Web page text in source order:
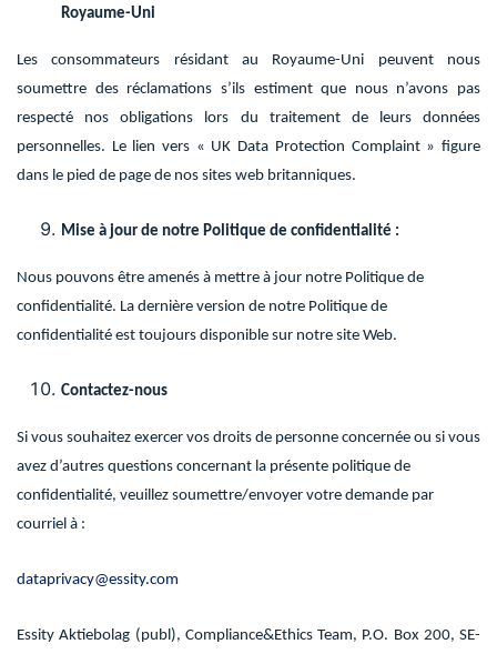
Royaume-Uni
Les consommateurs résidant au Royaume-Uni peuvent nous
soumettre des réclamations s’ils estiment que nous n’avons pas
respecté nos obligations lors du traitement de leurs données
personnelles. Le lien vers « UK Data Protection Complaint » figure
dans le pied de page de nos sites web britanniques.
Mise à jour de notre Politique de confidentialité :
Nous pouvons être amenés à mettre à jour notre Politique de
confidentialité. La dernière version de notre Politique de
confidentialité est toujours disponible sur notre site Web.
Contactez-nous
Si vous souhaitez exercer vos droits de personne concernée ou si vous
avez d’autres questions concernant la présente politique de
confidentialité, veuillez soumettre/envoyer votre demande par
courriel à :
dataprivacy@essity.com
Essity Aktiebolag (publ), Compliance&Ethics Team, P.O. Box 200, SE-